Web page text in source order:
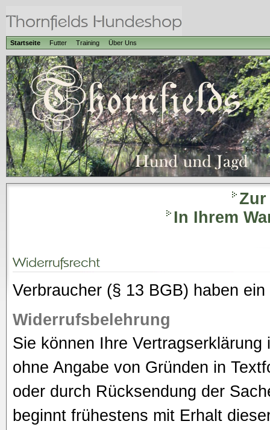
Startseite Futter Training Über Uns
Zur
In Ihrem
Verbraucher (§ 13 BGB) haben
Widerrufsbelehrung
Sie können Ihre
ohne Angabe von Gründen in
oder durch Rücksendung der
beginnt frühestens mit Erhalt